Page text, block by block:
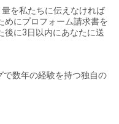
を私たちに伝えなければ
めにプロフォーム請求書を
後に3日以内にあなたに送
で数年の経験を持つ独自の